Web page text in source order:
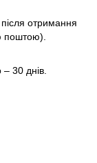
отримання
поштою).
30 днів.